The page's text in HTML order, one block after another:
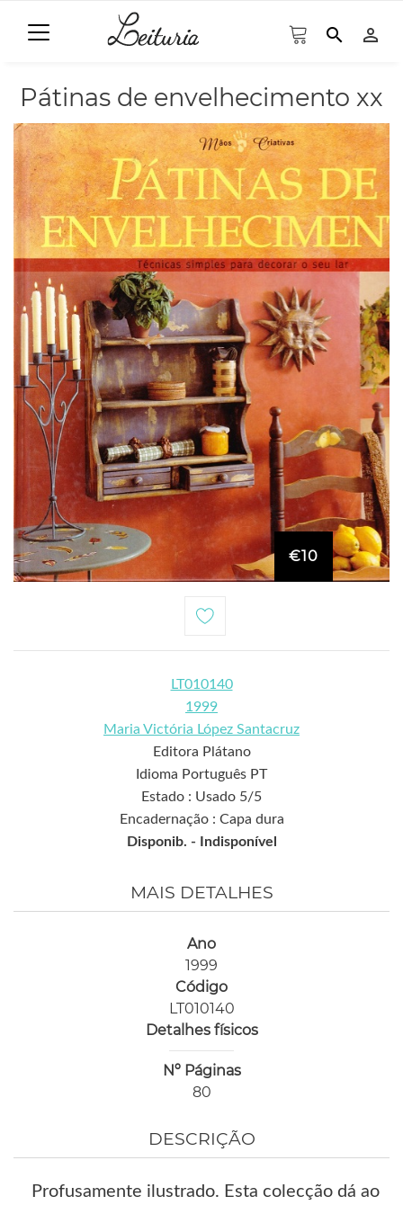
search person_outline
Pátinas de envelhecimento xx
€10
LT010140
1999
Maria Victória López Santacruz
Editora Plátano
Idioma Português PT
Estado : Usado 5/5
Encadernação : Capa dura
Disponib. - Indisponível
MAIS DETALHES
Ano
1999
Código
LT010140
Detalhes físicos
Nº Páginas
80
DESCRIÇÃO
Profusamente ilustrado. Esta colecção dá ao